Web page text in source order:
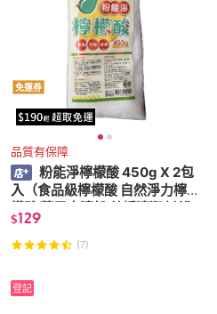
免運券
品質有保障
粉能淨檸檬酸 450g X 2包
入（食品級檸檬酸 自然淨力檸
檬酸 萬用去漬粉 茶垢清潔劑 浴
廁清潔劑）
$129
(7)
登記